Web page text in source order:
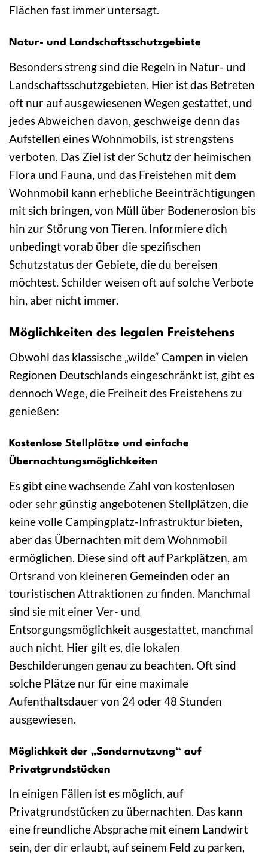
Flächen fast immer untersagt.
Natur- und Landschaftsschutzgebiete
Besonders streng sind die Regeln in Natur- und
Landschaftsschutzgebieten. Hier ist das Betreten
oft nur auf ausgewiesenen Wegen gestattet, und
jedes Abweichen davon, geschweige denn das
Aufstellen eines Wohnmobils, ist strengstens
verboten. Das Ziel ist der Schutz der heimischen
Flora und Fauna, und das Freistehen mit dem
Wohnmobil kann erhebliche Beeinträchtigungen
mit sich bringen, von Müll über Bodenerosion bis
hin zur Störung von Tieren. Informiere dich
unbedingt vorab über die spezifischen
Schutzstatus der Gebiete, die du bereisen
möchtest. Schilder weisen oft auf solche Verbote
hin, aber nicht immer.
Möglichkeiten des legalen Freistehens
Obwohl das klassische „wilde“ Campen in vielen
Regionen Deutschlands eingeschränkt ist, gibt es
dennoch Wege, die Freiheit des Freistehens zu
genießen:
Kostenlose Stellplätze und einfache
Übernachtungsmöglichkeiten
Es gibt eine wachsende Zahl von kostenlosen
oder sehr günstig angebotenen Stellplätzen, die
keine volle Campingplatz-Infrastruktur bieten,
aber das Übernachten mit dem Wohnmobil
ermöglichen. Diese sind oft auf Parkplätzen, am
Ortsrand von kleineren Gemeinden oder an
touristischen Attraktionen zu finden. Manchmal
sind sie mit einer Ver- und
Entsorgungsmöglichkeit ausgestattet, manchmal
auch nicht. Hier gilt es, die lokalen
Beschilderungen genau zu beachten. Oft sind
solche Plätze nur für eine maximale
Aufenthaltsdauer von 24 oder 48 Stunden
ausgewiesen.
Möglichkeit der „Sondernutzung“ auf
Privatgrundstücken
In einigen Fällen ist es möglich, auf
Privatgrundstücken zu übernachten. Das kann
eine freundliche Absprache mit einem Landwirt
sein, der dir erlaubt, auf seinem Feld zu parken,